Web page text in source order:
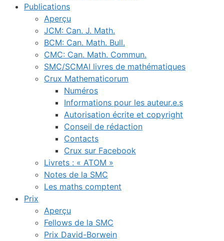
Publications
Aperçu
JCM: Can. J. Math.
BCM: Can. Math. Bull.
CMC: Can. Math. Commun.
SMC/SCMAI livres de mathématiques
Crux Mathematicorum
Numéros
Informations pour les auteur.e.s
Autorisation écrite et copyright
Conseil de rédaction
Contacts
Crux sur Facebook
Livrets : « ATOM »
Notes de la SMC
Les maths comptent
Prix
Aperçu
Fellows de la SMC
Prix David-Borwein